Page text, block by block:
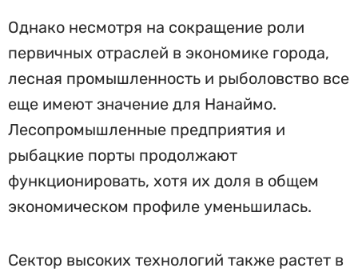
Однако несмотря на сокращение роли
первичных отраслей в экономике города,
лесная промышленность и рыболовство все
еще имеют значение для Нанаймо.
Лесопромышленные предприятия и
рыбацкие порты продолжают
функционировать, хотя их доля в общем
экономическом профиле уменьшилась.
Сектор высоких технологий также растет в